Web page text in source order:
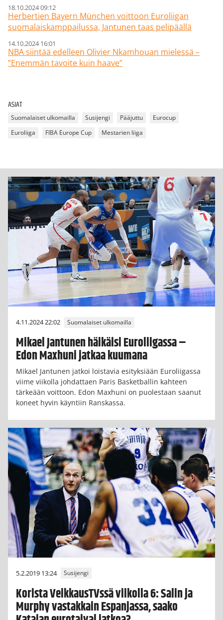
18.10.2024 09:12
Herbertien Bayern München voittoon Euroliigan
suomalaiskamppailussa, Jantunen taas pelipäällä
14.10.2024 16:01
NBA siintää edelleen Olivier Nkamhouan mielessä –
”Enemmän tavoite kuin haave”
ASIAT
Suomalaiset ulkomailla Susijengi Pääjuttu
Eurocup
Euroliiga
FIBA Europe Cup Mestarien liiga
4.11.2024 22:02 Suomalaiset ulkomailla
Mikael Jantunen häikäisi Euroliigassa –
Edon Maxhuni jatkaa kuumana
Mikael Jantunen jatkoi loistavia esityksiään Euroliigassa
viime viikolla johdattaen Paris Basketballin kahteen
tärkeään voittoon. Edon Maxhuni on puolestaan saanut
koneet hyvin käyntiin Ranskassa.
5.2.2019 13:24 Susijengi
Korista VeikkausTVssä viikolla 6: Salin ja
Murphy vastakkain Espanjassa, saako